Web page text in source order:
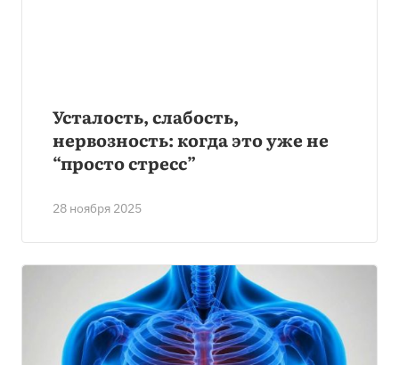
28 ноября 2025
Усталость, слабость,
нервозность: когда это уже не
“просто стресс”